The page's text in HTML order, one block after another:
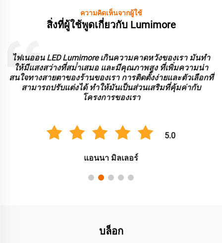
ความคิดเห็นจากผู้ใช้
สิ่งที่ผู้ใช้พูดเกี่ยวกับ Lumimore
ไฟเนออน LED Lumimore เกินความคาดหวังของเรา มันทํา
ให้มีแสงสว่างที่สม่ําเสมอ และมีคุณภาพสูง ที่เพิ่มความน่า
สนใจทางสายตาของร้านของเรา การติดตั้งง่ายและตัวเลือกที่
สามารถปรับแต่งได้ ทําให้มันเป็นส่วนเสริมที่คุ้มค่ากับ
โครงการของเรา
5.0
แอนนา มิลเลอร์
บล็อก